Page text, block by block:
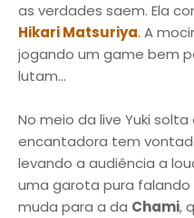
as verdades saem. Ela
Hikari Matsuriya. A
jogando um game bem
lutam...
No meio da live Yuki
encantadora tem
levando a audiência a
uma garota pura falando
muda para a da Chami,